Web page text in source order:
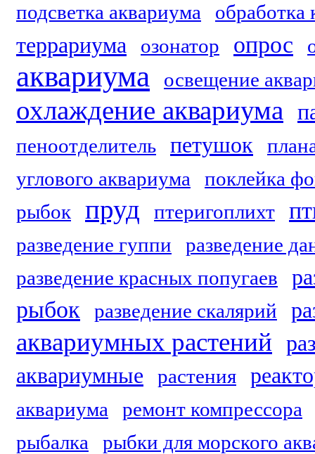
подсветка аквариума
обработка
террариума озонатор опрос
аквариума освещение
охлаждение аквариума
пеноотделитель петушок
углового аквариума
поклейка
рыбок
пруд птеригоплихт
разведение гуппи
разведение
разведение красных попугаев
рыбок разведение скалярий
аквариумных растений
аквариумные
растения
аквариума
ремонт компрессора
рыбалка
рыбки для морского